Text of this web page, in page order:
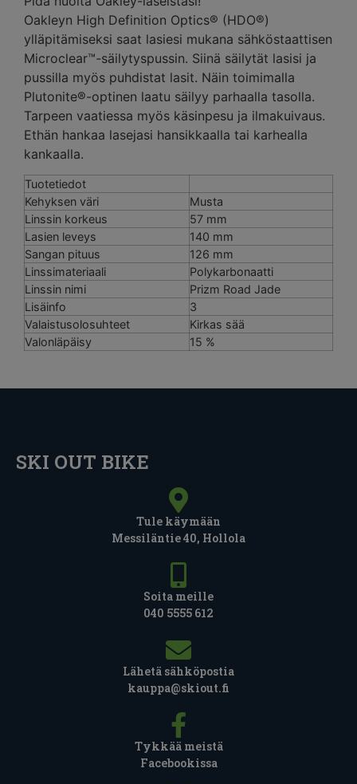
Oakleyn High Definition Optics® (HDO®)
ylläpitämiseksi saat lasiesi mukana sähköstaattisen
Microclear™-säilytyspussin. Siinä säilytät lasisi ja
pussilla myös puhdistat lasit. Näin toimimalla
Plutonite®-optinen laatu säilyy parhaalla tasolla.
Tarpeen vaatiessa myös käsinpesu ja ilmakuivaus.
Ethän hankaa lasejasi hansikkaalla tai karhealla
kankaalla.
Tuotetiedot
Kehyksen väri
Musta
Linssin korkeus
57 mm
Lasien leveys
140 mm
Sangan pituus
126 mm
Linssimateriaali
Polykarbonaatti
Linssin nimi
Prizm Road Jade
Lisäinfo
3
Valaistusolosuhteet
Kirkas sää
Valonläpäisy
15 %
SKI OUT BIKE
Tule käymään
Messiläntie 40, Hollola
Soita meille
040 5555 612
Lähetä sähköpostia
kauppa@skiout.fi
Tykkää meistä
Facebookissa